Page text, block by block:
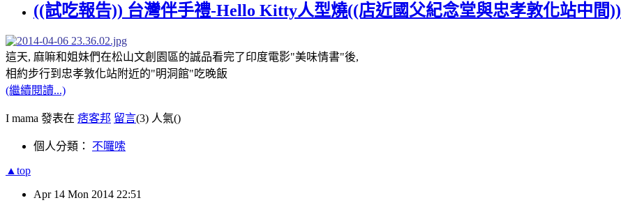
((試吃報告)) 台灣伴手禮-Hello Kitty人型燒((店近國父紀念堂與忠孝敦化站中間))
這天, 麻嘛和姐妹們在松山文創園區的誠品看完了印度電影"美味情書"後,
相約步行到忠孝敦化站附近的"明洞館"吃晚飯
(繼續閱讀...)
I mama 發表在 痞客邦 留言(3) 人氣()
個人分類： 不囉嗦
▲top
Apr 14 Mon 2014 22:51